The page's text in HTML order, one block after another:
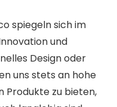
spiegeln sich im
und
Design oder
uns stets an hohe
Produkte zu bieten,